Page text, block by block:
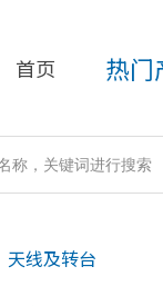
首页 热门
天线及转台